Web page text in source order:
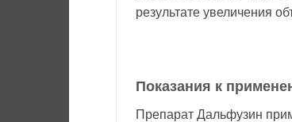
результате увеличения
Показания к
Препарат Дальфузин